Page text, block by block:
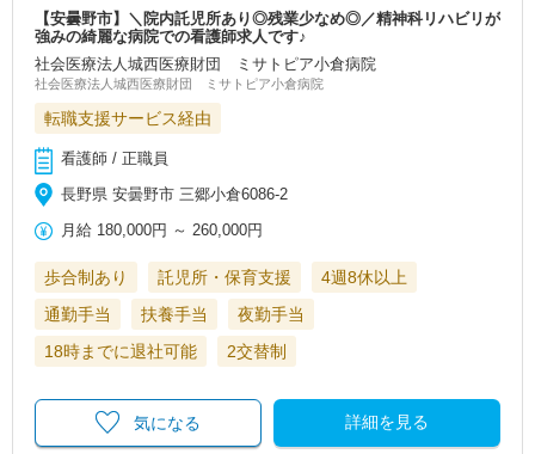
【安曇野市】＼院内託児所あり◎残業少なめ◎／精神科リハビリが
強みの綺麗な病院での看護師求人です♪
社会医療法人城西医療財団 ミサトピア小倉病院
社会医療法人城西医療財団 ミサトピア小倉病院
転職支援サービス経由
看護師 / 正職員
長野県 安曇野市 三郷小倉6086-2
月給 180,000円 ～260,000円
歩合制あり 託児所・保育支援
4週8休以上
通勤手当
扶養手当
夜勤手当
18時までに退社可能
2交替制
詳細を見る
気になる